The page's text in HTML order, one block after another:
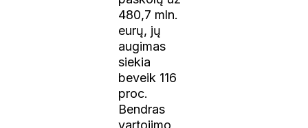
480,7 mln.
eurų, jų
augimas
siekia
beveik 116
proc.
Bendras
vartojimo